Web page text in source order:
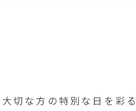
大切な方の特別な日を彩